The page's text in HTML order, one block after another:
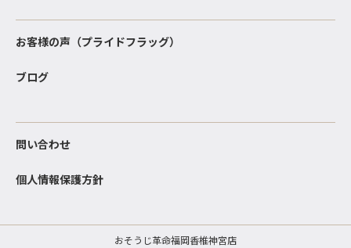
お客様の声（プライドフラッグ）
ブログ
問い合わせ
個人情報保護方針
おそうじ革命福岡香椎神宮店